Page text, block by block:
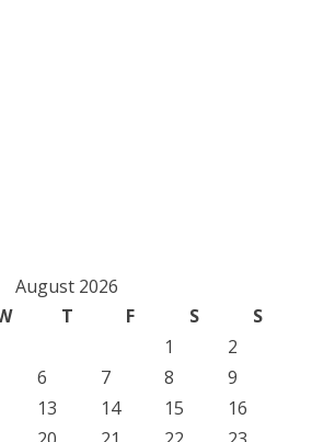
August 2026
T F S
S
1
2
6 7 8
9
13 14 15
16